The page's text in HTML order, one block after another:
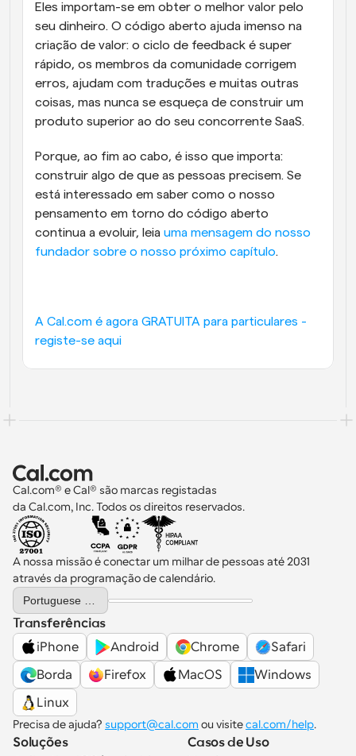
Eles importam-se em obter o melhor valor pelo
seu dinheiro. O código aberto ajuda imenso na
criação de valor: o ciclo de feedback é super
rápido, os membros da comunidade corrigem
erros, ajudam com traduções e muitas outras
coisas, mas nunca se esqueça de construir um
produto superior ao do seu concorrente SaaS.
Porque, ao fim ao cabo, é isso que importa:
construir algo de que as pessoas precisem. Se
está interessado em saber como o nosso
pensamento em torno do código aberto
continua a evoluir, leia uma mensagem do nosso
fundador sobre o nosso próximo capítulo.
A Cal.com é agora GRATUITA para particulares -
registe-se aqui
Cal.com® e Cal® são marcas registadas
da Cal.com, Inc. Todos os direitos reservados.
A nossa missão é conectar um milhar de pessoas até 2031
através da programação de calendário.
Select Language
Transferências
iPhone
Android Chrome
Safari
Borda
Firefox MacOS
Windows
Linux
Precisa de ajuda? support@cal.com ou visite cal.com/help.
Soluções
Casos de Uso